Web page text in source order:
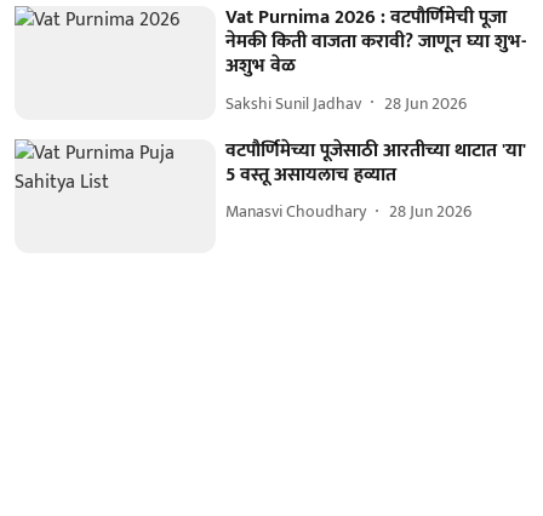
Vat Purnima 2026 : वटपौर्णिमेची पूजा
नेमकी किती वाजता करावी? जाणून घ्या शुभ-
अशुभ वेळ
Sakshi Sunil Jadhav 28 Jun 2026
वटपौर्णिमेच्या पूजेसाठी आरतीच्या थाटात 'या'
5 वस्तू असायलाच हव्यात
Manasvi Choudhary 28 Jun 2026